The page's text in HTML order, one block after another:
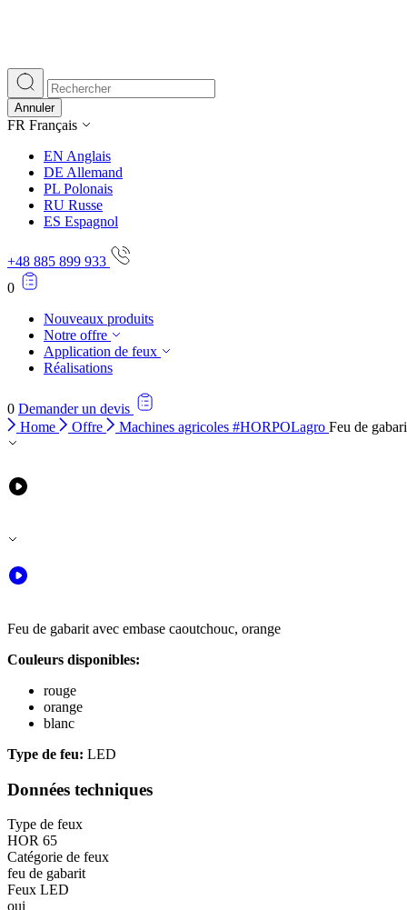
Annuler
FR Français
EN Anglais
DE Allemand
PL Polonais
RU Russe
ES Espagnol
+48 885 899 933
0
Nouveaux produits
Notre offre
Application de feux
Réalisations
0 Demander un devis
Home
Offre Machines agricoles #HORPOLagro Feu de
Feu de gabarit avec embase caoutchouc, orange
Couleurs disponibles:
rouge
orange
blanc
Type de feu: LED
Données techniques
Type de feux
HOR 65
Catégorie de feux
feu de gabarit
Feux LED
oui